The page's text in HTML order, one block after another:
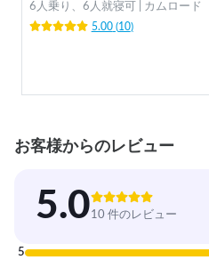
6人乗り、6人就寝可 | カムロード
5.00(10)
お客様からのレビュー
5.010 件のレビュー
5